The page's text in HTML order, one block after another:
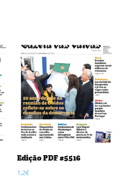
Edição PDF #5516
1,2€